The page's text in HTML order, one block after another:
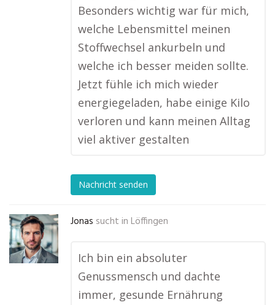
Besonders wichtig war für mich,
welche Lebensmittel meinen
Stoffwechsel ankurbeln und
welche ich besser meiden sollte.
Jetzt fühle ich mich wieder
energiegeladen, habe einige Kilo
verloren und kann meinen Alltag
viel aktiver gestalten
Nachricht senden
Jonas sucht in Löffingen
Ich bin ein absoluter
Genussmensch und dachte
immer, gesunde Ernährung